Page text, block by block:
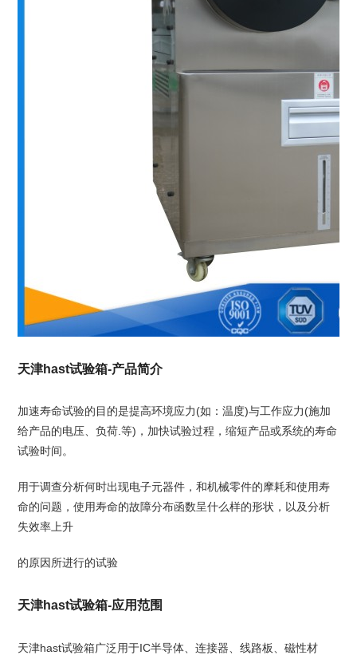
天津hast试验箱-产品简介
加速寿命试验的目的是提高环境应力(如：温度)与工作应力(施加
给产品的电压、负荷.等)，加快试验过程，缩短产品或系统的寿命
试验时间。
用于调查分析何时出现电子元器件，和机械零件的摩耗和使用寿
命的问题，使用寿命的故障分布函数呈什么样的形状，以及分析
失效率上升
的原因所进行的试验
天津hast试验箱-应用范围
天津hast试验箱广泛用于IC半导体、连接器、线路板、磁性材